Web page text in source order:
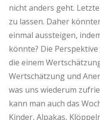
nicht anders geht.
zu lassen. Daher
einmal aussteigen,
könnte? Die
die einem
Wertschätzung und
was uns wiederum
kann man auch das
Kinder, Alpakas,